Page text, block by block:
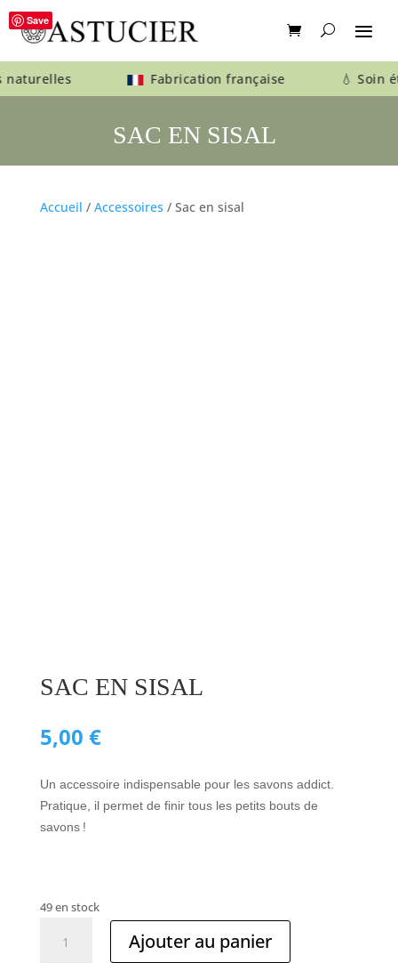
naturelles Fabrication française 💧 Soin
Save
SAC EN SISAL
Accueil / Accessoires / Sac en sisal
SAC EN SISAL
5,00 €
Un accessoire indispensable pour les savons addict.
Pratique, il permet de finir tous les petits bouts de
savons !
49 en stock
Ajouter au panier